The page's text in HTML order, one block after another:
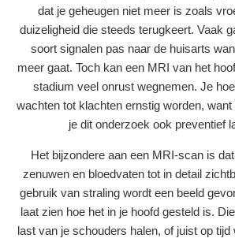
dat je geheugen niet meer is zoals
duizeligheid die steeds terugkeert. Vaak
soort signalen pas naar de huisarts
meer gaat. Toch kan een MRI van het
stadium veel onrust wegnemen. Je
wachten tot klachten ernstig worden,
je dit onderzoek ook preventief
Het bijzondere aan een MRI-scan is
zenuwen en bloedvaten tot in detail
gebruik van straling wordt een beeld
laat zien hoe het in je hoofd gesteld is.
last van je schouders halen, of juist op